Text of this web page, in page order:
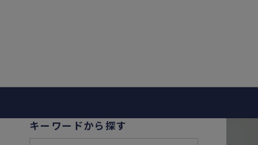
キーワードから探す